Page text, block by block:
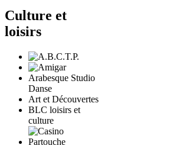
Culture et
loisirs
Arabesque Studio
Danse
Art et Découvertes
BLC loisirs et
culture